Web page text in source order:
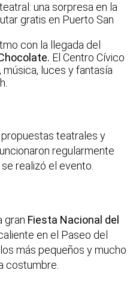
una sorpresa en la
gratis en Puerto San
con la llegada del
El Centro Cívico
luces y fantasía
teatrales y
regularmente
realizó el evento.
gran Fiesta Nacional del
en el Paseo del
más pequeños y mucho
costumbre.